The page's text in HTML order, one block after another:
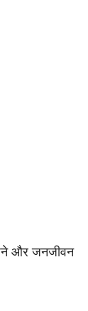
और जनजीवन